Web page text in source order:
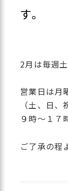
す。
2月は毎週
営業日は月
（土、日、
９時～１７
ご了承の程